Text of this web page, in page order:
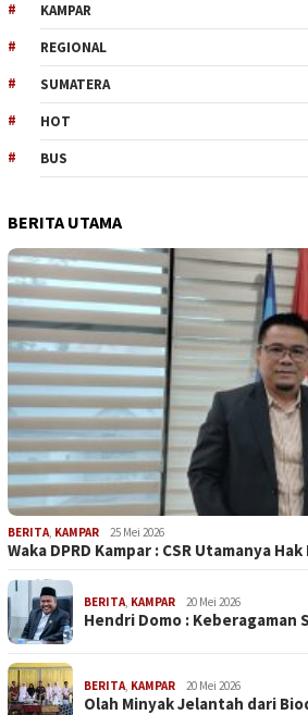
KAMPAR
REGIONAL
SUMATERA
HOT
BUS
BERITA UTAMA
BERITA, KAMPAR 25 Mei 2026
Waka DPRD Kampar : CSR Utamanya
BERITA, KAMPAR 20 Mei 2026
Hendri Domo : Keberagaman
BERITA, KAMPAR 20 Mei 2026
Olah Minyak Jelantah dari